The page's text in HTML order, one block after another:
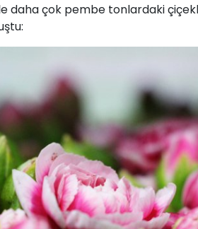
daha çok pembe tonlardaki